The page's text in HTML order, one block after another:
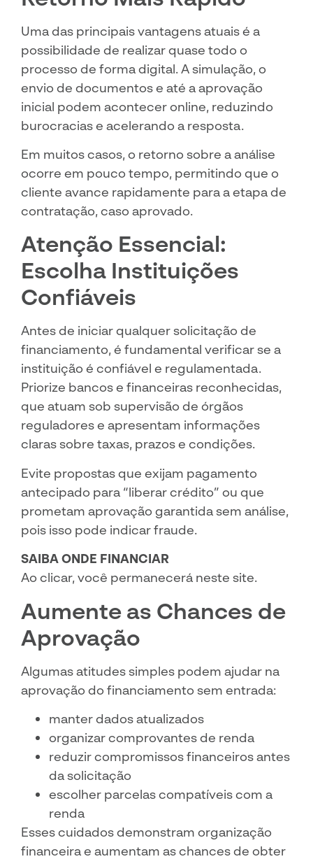
Uma das principais vantagens atuais é a
possibilidade de realizar quase todo o
processo de forma digital. A simulação, o
envio de documentos e até a aprovação
inicial podem acontecer online, reduzindo
burocracias e acelerando a resposta.
Em muitos casos, o retorno sobre a análise
ocorre em pouco tempo, permitindo que o
cliente avance rapidamente para a etapa de
contratação, caso aprovado.
Atenção Essencial:
Escolha Instituições
Confiáveis
Antes de iniciar qualquer solicitação de
financiamento, é fundamental verificar se a
instituição é confiável e regulamentada.
Priorize bancos e financeiras reconhecidas,
que atuam sob supervisão de órgãos
reguladores e apresentam informações
claras sobre taxas, prazos e condições.
Evite propostas que exijam pagamento
antecipado para “liberar crédito” ou que
prometam aprovação garantida sem análise,
pois isso pode indicar fraude.
SAIBA ONDE FINANCIAR
Ao clicar, você permanecerá neste site.
Aumente as Chances de
Aprovação
Algumas atitudes simples podem ajudar na
aprovação do financiamento sem entrada:
manter dados atualizados
organizar comprovantes de renda
reduzir compromissos financeiros antes
da solicitação
escolher parcelas compatíveis com a
renda
Esses cuidados demonstram organização
financeira e aumentam as chances de obter